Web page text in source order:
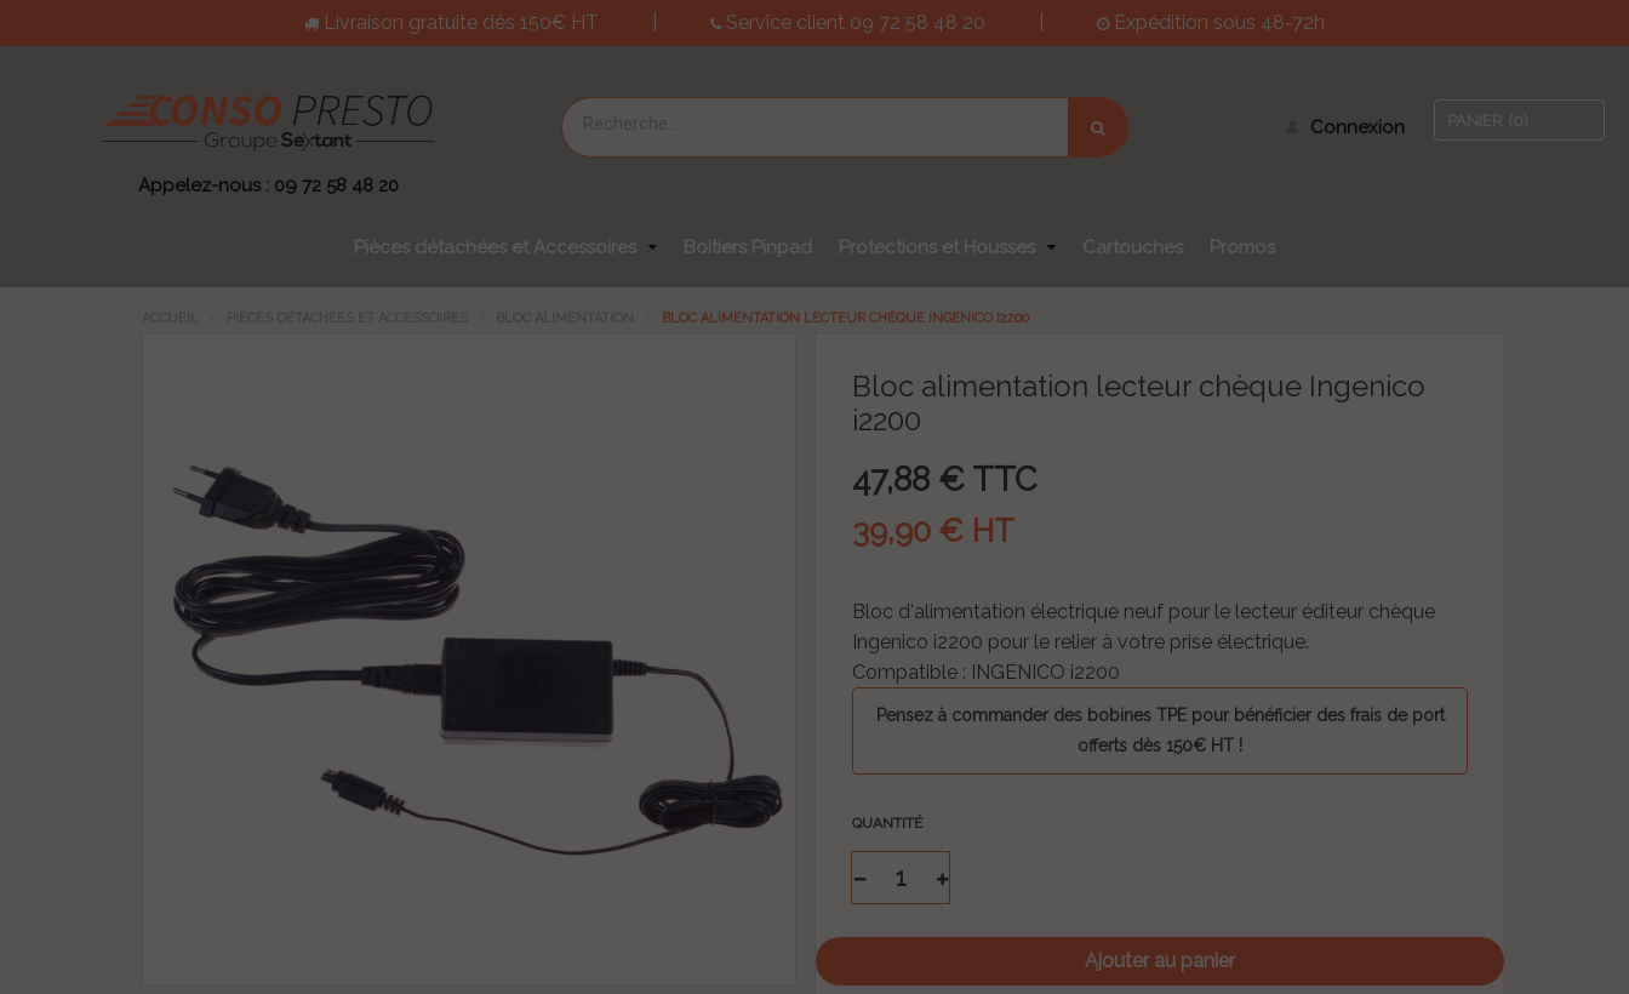
Livraison gratuite dès 150€ HT Service client 09 72 58 48 20 Expédition sous 48-72h
Appelez-nous : 09 72 58 48 20
Connexion
Pièces détachées et Accessoires Boitiers Pinpad Protections et Housses Cartouches Promos
BLOC ALIMENTATION LECTEUR CHÈQUE INGENICO I2200
Bloc alimentation lecteur chèque Ingenico
i2200
47,88 € TTC
39,90 € HT
Bloc d'alimentation électrique neuf pour le lecteur éditeur chèque
Ingenico i2200 pour le relier à votre prise électrique.
Compatible : INGENICO i2200
Pensez à commander des bobines TPE pour bénéficier des frais de port
offerts dès 150€ HT !
QUANTITÉ
Ajouter au panier